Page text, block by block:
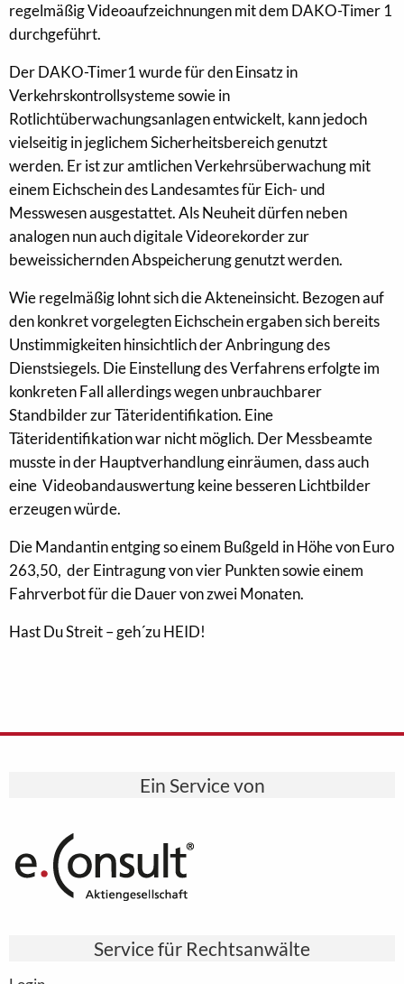
regelmäßig Videoaufzeichnungen mit dem DAKO-Timer 1
durchgeführt.
Der DAKO-Timer1 wurde für den Einsatz in
Verkehrskontrollsysteme sowie in
Rotlichtüberwachungsanlagen entwickelt, kann jedoch
vielseitig in jeglichem Sicherheitsbereich genutzt
werden. Er ist zur amtlichen Verkehrsüberwachung mit
einem Eichschein des Landesamtes für Eich- und
Messwesen ausgestattet. Als Neuheit dürfen neben
analogen nun auch digitale Videorekorder zur
beweissichernden Abspeicherung genutzt werden.
Wie regelmäßig lohnt sich die Akteneinsicht. Bezogen auf
den konkret vorgelegten Eichschein ergaben sich bereits
Unstimmigkeiten hinsichtlich der Anbringung des
Dienstsiegels. Die Einstellung des Verfahrens erfolgte im
konkreten Fall allerdings wegen unbrauchbarer
Standbilder zur Täteridentifikation. Eine
Täteridentifikation war nicht möglich. Der Messbeamte
musste in der Hauptverhandlung einräumen, dass auch
eine Videobandauswertung keine besseren Lichtbilder
erzeugen würde.
Die Mandantin entging so einem Bußgeld in Höhe von Euro
263,50, der Eintragung von vier Punkten sowie einem
Fahrverbot für die Dauer von zwei Monaten.
Hast Du Streit – geh´zu HEID!
Ein Service von
Service für Rechtsanwälte